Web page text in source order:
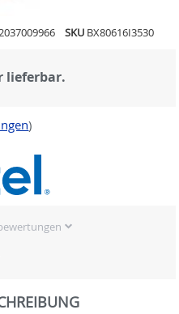
SKU BX80616I3530
lieferbar.
)